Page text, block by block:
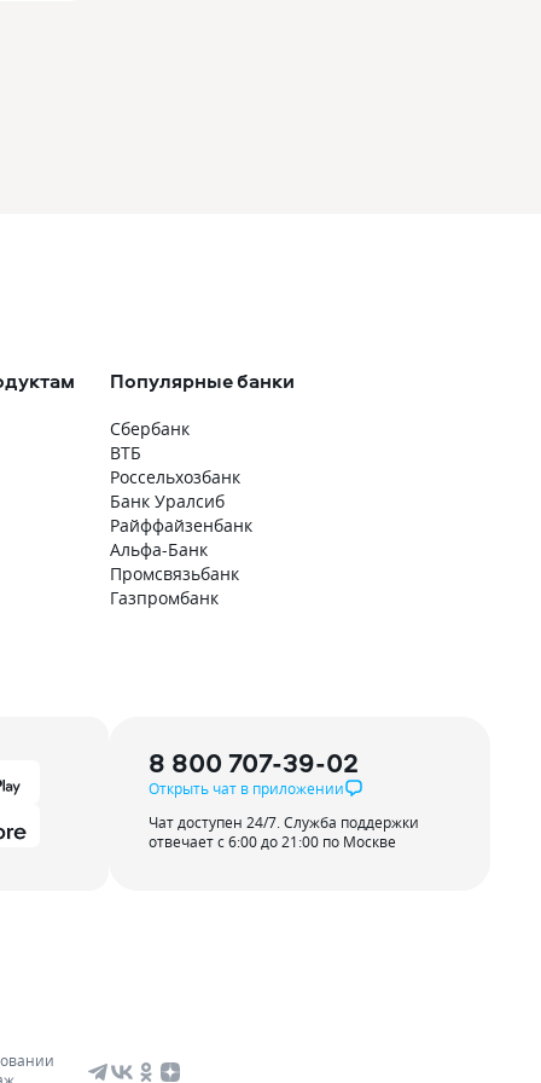
Популярные банки
Сбербанк
ВТБ
Россельхозбанк
Банк Уралсиб
Райффайзенбанк
Альфа-Банк
Промсвязьбанк
Газпромбанк
8 800 707-39-02
Открыть чат в приложении
Чат доступен 24/7. Служба поддержки
отвечает с 6:00 до 21:00 по Москве